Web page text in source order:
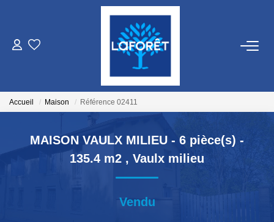
LOCATIONS
GESTION
NOS AGENCES
Accueil Maison Référence 02411
MAISON VAULX MILIEU - 6 pièce(s) -
135.4 m2 , Vaulx milieu
Vendu